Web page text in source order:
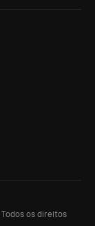
Todos os direitos